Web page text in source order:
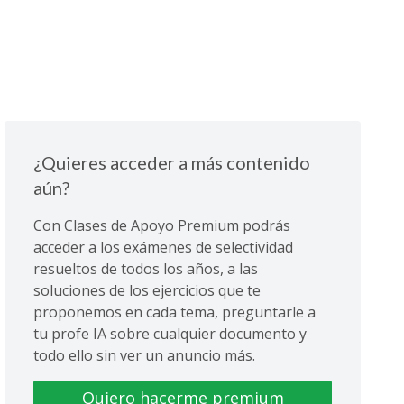
¿Quieres acceder a más contenido
aún?
Con Clases de Apoyo Premium podrás
acceder a los exámenes de selectividad
resueltos de todos los años, a las
soluciones de los ejercicios que te
proponemos en cada tema, preguntarle a
tu profe IA sobre cualquier documento y
todo ello sin ver un anuncio más.
Quiero hacerme premium